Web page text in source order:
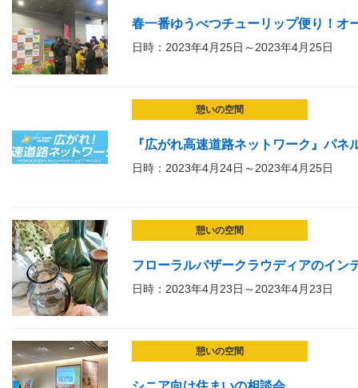
春一番ゆうべつチューリップ便り！オ
日時：2023年4月25日～2023年4月25日
憩いの空間
『広がれ高速道路ネットワーク』パネ
日時：2023年4月24日～2023年4月25日
憩いの空間
フローラルバザークラウディアのイン
日時：2023年4月23日～2023年4月23日
憩いの空間